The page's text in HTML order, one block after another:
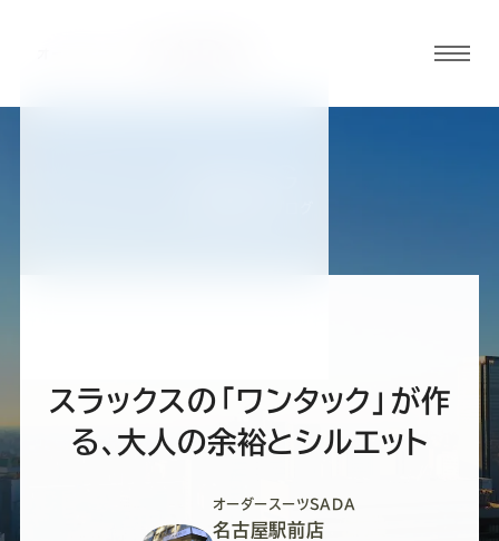
ダ ダ
ー
ダ
ー
ダ
ー
ダ
ー
スラックスの「ワンタック」が作
る、大人の余裕とシルエット
オーダースーツSADA
名古屋駅前店